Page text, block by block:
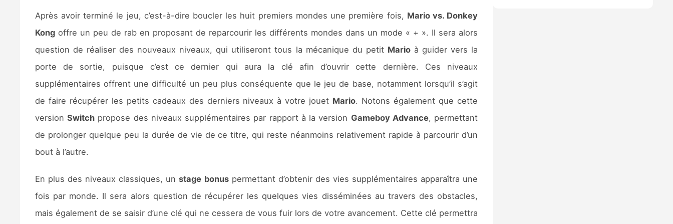
Après avoir terminé le jeu, c’est-à-dire boucler les huit premiers mondes une première fois, Mario vs. Donkey
Kongoffre un peu de rab en proposant de reparcourir les différents mondes dans un mode « + ». Il sera alors
question de réaliser des nouveaux niveaux, qui utiliseront tous la mécanique du petit Marioà guider vers la
porte de sortie, puisque c’est ce dernier qui aura la clé afin d’ouvrir cette dernière. Ces niveaux
supplémentaires offrent une difficulté un peu plus conséquente que le jeu de base, notamment lorsqu’il s’agit
de faire récupérer les petits cadeaux des derniers niveaux à votre jouet Mario. Notons également que cette
version Switch propose des niveaux supplémentaires par rapport à la version Gameboy Advance, permettant
de prolonger quelque peu la durée de vie de ce titre, qui reste néanmoins relativement rapide à parcourir d’un
bout à l’autre.
En plus des niveaux classiques, unstage bonuspermettant d’obtenir des vies supplémentaires apparaîtra une
fois par monde. Il sera alors question de récupérer les quelques vies disséminées au travers des obstacles,
mais également de se saisir d’une clé qui ne cessera de vous fuir lors de votre avancement. Cette clé permettra